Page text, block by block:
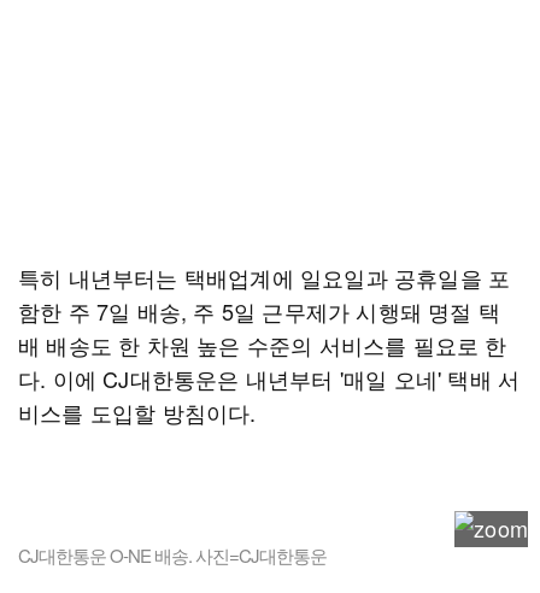
특히 내년부터는 택배업계에 일요일과 공휴일을 포
함한 주 7일 배송, 주 5일 근무제가 시행돼 명절 택
배 배송도 한 차원 높은 수준의 서비스를 필요로 한
다. 이에 CJ대한통운은 내년부터 '매일 오네' 택배 서
비스를 도입할 방침이다.
CJ대한통운 O-NE 배송. 사진=CJ대한통운